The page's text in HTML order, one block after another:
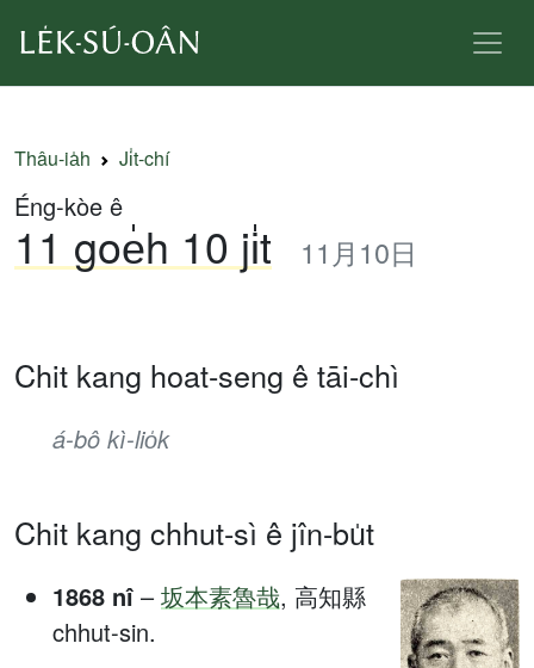
Thâu-ia̍h Ji̍t-chí
Éng-kòe ê
11 goe̍h 10 ji̍t 11月10日
Chit kang hoat-seng ê tāi-chì
á-bô kì-lio̍k
Chit kang chhut-sì ê jîn-bu̍t
1868 nî – 坂本素魯哉, 高知縣
chhut-sin.